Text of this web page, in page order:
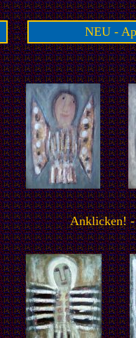
NEU -
Anklicken!